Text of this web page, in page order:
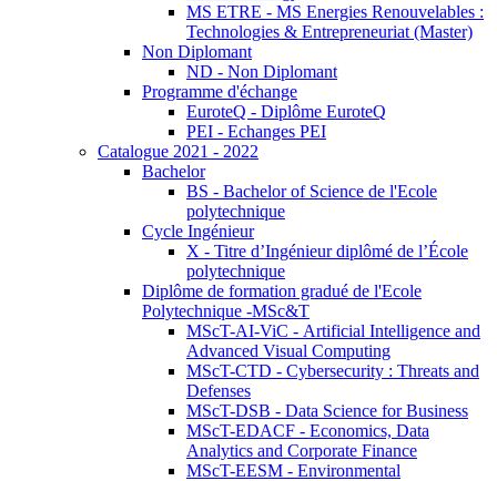
MS ETRE - MS Energies Renouvelables :
Technologies & Entrepreneuriat (Master)
Non Diplomant
ND - Non Diplomant
Programme d'échange
EuroteQ - Diplôme EuroteQ
PEI - Echanges PEI
Catalogue 2021 - 2022
Bachelor
BS - Bachelor of Science de l'Ecole
polytechnique
Cycle Ingénieur
X - Titre d’Ingénieur diplômé de l’École
polytechnique
Diplôme de formation gradué de l'Ecole
Polytechnique -MSc&T
MScT-AI-ViC - Artificial Intelligence and
Advanced Visual Computing
MScT-CTD - Cybersecurity : Threats and
Defenses
MScT-DSB - Data Science for Business
MScT-EDACF - Economics, Data
Analytics and Corporate Finance
MScT-EESM - Environmental